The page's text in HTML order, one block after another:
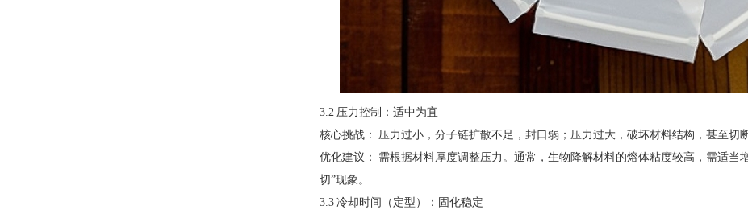
3.2 压力控制：适中为宜
核心挑战： 压力过小，分子链扩散不足，封口弱；压力过大，破坏材料结构，甚至切
优化建议： 需根据材料厚度调整压力。通常，生物降解材料的熔体粘度较高，需适当
切”现象。
3.3 冷却时间（定型）：固化稳定